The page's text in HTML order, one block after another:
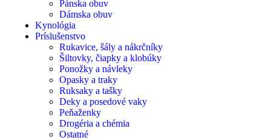
Pánska obuv
Dámska obuv
Kynológia
Príslušenstvo
Rukavice, šály a nákrčníky
Šiltovky, čiapky a klobúky
Ponožky a návleky
Opasky a traky
Ruksaky a tašky
Deky a posedové vaky
Peňaženky
Drogéria a chémia
Ostatné